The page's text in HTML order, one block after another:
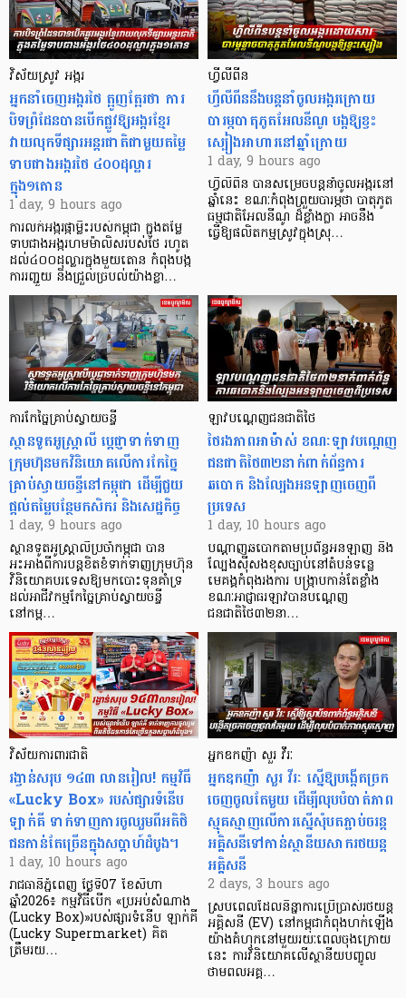
វិស័យស្រូវ អង្ករ
អ្នកនាំចេញអង្ករថៃ ត្អូញត្អែរថា ការ
បិទព្រំដែនបានបើកផ្លូវឱ្យអង្ករខ្មែរ
វាយលុកទីផ្សារអន្តរជាតិជាមួយតម្លៃ
ទាបជាងអង្ករថៃ ៤០០ដុល្លារ
ក្នុង១តោន
1 day, 9 hours ago
ការលក់អង្ករផ្កាម្លិះរបស់កម្ពុជា ក្នុងតម្លៃ
ទាបជាងអង្ករហមម៉ាលិសរបស់ថៃ រហូត
ដល់៤០០ដុល្លារក្នុងមួយតោន កំពុងបង្ក
ការរញ្ជួយ និងជ្រួលច្របល់យ៉ាងខ្លា…
ហ្វីលីពីន
ហ្វីលីពីននឹងបន្តនាំចូលអង្ករក្រោយ
បារម្ភបាតុភូតអែលនីណូ បង្កឱ្យខ្វះ
ស្បៀងអាហារនៅឆ្នាំក្រោយ
1 day, 9 hours ago
ហ្វីលីពីន បាន​សម្រេចបន្តនាំចូលអង្ករនៅ
ឆ្នាំនេះ ខណៈកំពុងព្រួយបារម្ភថា បាតុភូត
ធម្មជាតិអែលនីណូ ដ៏ខ្លាំងក្លា​ អាចនឹង
ធ្វើឱ្យផលិតកម្មស្រូវក្នុងស្រុ…
ការកែច្នៃគ្រាប់ស្វាយចន្ទី
ស្ថានទូតអូស្ត្រាលី ប្តេជ្ញាទាក់ទាញ
ក្រុមហ៊ុនមក​វិនិយោគលើការកែច្នៃ
គ្រាប់ស្វាយចន្ទីនៅកម្ពុជា ដើម្បីជួយ
ផ្តល់តម្លៃបន្ថែមកសិករ និងសេដ្ឋកិច្ច
1 day, 9 hours ago
ស្ថានទូតអូស្ត្រាលីប្រចាំកម្ពុជា បាន
អះអាងពីការបន្តខិតខំទាក់ទាញក្រុមហ៊ុន
វិនិយោគបរទេសឱ្យមកបោះទុនគាំទ្រ
ដល់អាជីវកម្មកែច្នៃគ្រាប់ស្វាយចន្ទី
នៅកម្ព…
ឡាវបណ្តេញជនជាតិថៃ
ថៃរងភាពអាម៉ាស់ ខណៈឡាវបណ្តេញ
ជនជាតិថៃ៣២នាក់ពាក់ព័ន្ធការ
ឆបោក និងល្បែងអនឡាញចេញពី
ប្រទេស
1 day, 10 hours ago
បណ្តាញឆបោកតាមប្រព័ន្ធអនឡាញ និង
ល្បែងស៊ីសងខុសច្បាប់នៅតំបន់ទន្លេ
មេគង្គកំពុងរងការ បង្ក្រាប​កាន់តែខ្លាំង
ខណៈអាជ្ញាធរឡាវបានបណ្តេញ
ជនជាតិថៃ៣២នា…
វិស័យការពារជាតិ
រង្វាន់សរុប ១៤៣ លានរៀល! កម្មវិធី
«Lucky Box» របស់ផ្សារទំនើប
ឡាក់គី ទាក់ទាញការចូលរួមពីអតិថិ
ជនកាន់តែច្រើនក្នុងសប្តាហ៍ដំបូង។
1 day, 10 hours ago
រាជធានីភ្នំពេញ ថ្ងៃទី07 ខែសីហា
ឆ្នាំ2026៖ កម្មវិធីបើក «ប្រអប់សំណាង
(Lucky Box)»របស់ផ្សារទំនើប ឡាក់គី
(Lucky Supermarket) គិត
ត្រឹមរយ…
អ្នកឧកញ៉ា សួរ វីរៈ
អ្នកឧកញ៉ា សួរ វីរៈ ស្នើឱ្យបង្កើតច្រក
ចេញចូលតែមួយ ដើម្បីលុបបំបាត់ភាព
ស្មុគស្មាញលើការស្នើសុំបតភ្ជាប់ចរន្ត
អគ្គិសនីទៅកាន់ស្ថានីយសាករថយន្ត
អគ្គិសនី
2 days, 3 hours ago
ស្របពេលដែលនិន្នាការប្រើប្រាស់រថយន្ត
អគ្គិសនី (EV) នៅកម្ពុជាកំពុងហក់ឡើង
យ៉ាងគំហុកនៅមួយរយៈពេលចុងក្រោយ
នេះ ការវិនិយោគលើស្ថានីយបញ្ចូល
ថាមពលអគ្គ…